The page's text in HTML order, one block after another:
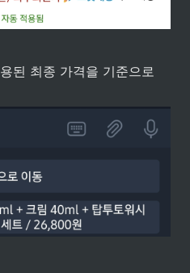
된 최종 가격을 기준으로